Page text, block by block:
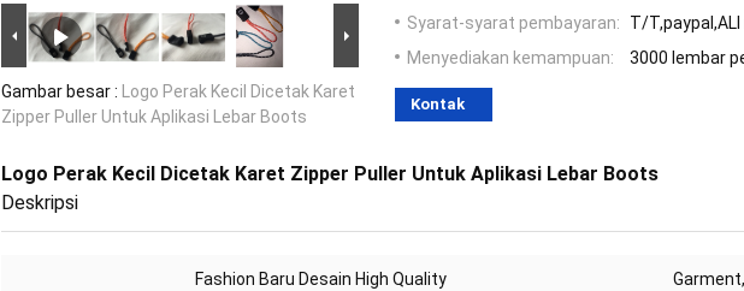
Gambar besar : Logo Perak Kecil Dicetak Karet
Zipper Puller Untuk Aplikasi Lebar Boots
Syarat-syarat pembayaran:
T/
Menyediakan kemampuan:
3000 lembar
Kontak
Logo Perak Kecil Dicetak Karet Zipper Puller Untuk Aplikasi Lebar Boots
Deskripsi
Fashion Baru Desain High Quality